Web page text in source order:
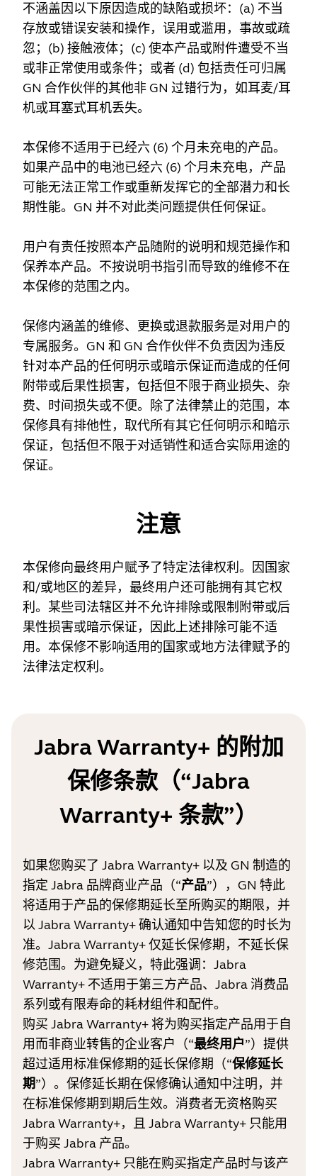
不涵盖因以下原因造成的缺陷或损坏：(a) 不当
存放或错误安装和操作，误用或滥用，事故或疏
忽；(b) 接触液体；(c) 使本产品或附件遭受不当
或非正常使用或条件；或者 (d) 包括责任可归属
GN 合作伙伴的其他非 GN 过错行为，如耳麦/耳
机或耳塞式耳机丢失。
本保修不适用于已经六 (6) 个月未充电的产品。
如果产品中的电池已经六 (6) 个月未充电，产品
可能无法正常工作或重新发挥它的全部潜力和长
期性能。GN 并不对此类问题提供任何保证。
用户有责任按照本产品随附的说明和规范操作和
保养本产品。不按说明书指引而导致的维修不在
本保修的范围之内。
保修内涵盖的维修、更换或退款服务是对用户的
专属服务。GN 和 GN 合作伙伴不负责因为违反
针对本产品的任何明示或暗示保证而造成的任何
附带或后果性损害，包括但不限于商业损失、杂
费、时间损失或不便。除了法律禁止的范围，本
保修具有排他性，取代所有其它任何明示和暗示
保证，包括但不限于对适销性和适合实际用途的
保证。
注意
本保修向最终用户赋予了特定法律权利。因国家
和/或地区的差异，最终用户还可能拥有其它权
利。某些司法辖区并不允许排除或限制附带或后
果性损害或暗示保证，因此上述排除可能不适
用。本保修不影响适用的国家或地方法律赋予的
法律法定权利。
Jabra Warranty+ 的附加
保修条款（“Jabra
Warranty+ 条款”）
如果您购买了 Jabra Warranty+ 以及 GN 制造的
指定 Jabra 品牌商业产品（“产品”），GN 特此
将适用于产品的保修期延长至所购买的期限，并
以 Jabra Warranty+ 确认通知中告知您的时长为
准。Jabra Warranty+ 仅延长保修期，不延长保
修范围。为避免疑义，特此强调：Jabra
Warranty+ 不适用于第三方产品、Jabra 消费品
系列或有限寿命的耗材组件和配件。
购买 Jabra Warranty+ 将为购买指定产品用于自
用而非商业转售的企业客户（“最终用户”）提供
超过适用标准保修期的延长保修期（“保修延长
期”）。保修延长期在保修确认通知中注明，并
在标准保修期到期后生效。消费者无资格购买
Jabra Warranty+，且 Jabra Warranty+ 只能用
于购买 Jabra 产品。
Jabra Warranty+ 只能在购买指定产品时与该产